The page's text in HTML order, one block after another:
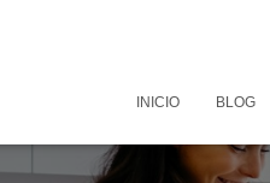
INICIO BLOG